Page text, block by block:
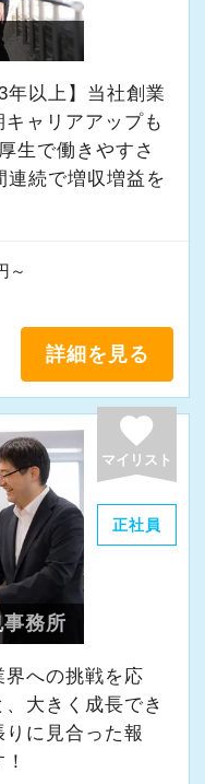
ば、経験を活か
境です。
客様のお役に立
に、公正で健全な
る価値を提供
めの力となること
働く社員の皆さ
よう、日々業務
にやりがいや成長
ける事務所であ
働いてみません
以上】当社創業
ャリアアップも
生で働きやすさ
連続で増収増益を
～
詳細を見る
favorite
マイリスト
正社員
務所
界への挑戦を応
大きく成長でき
に見合った報